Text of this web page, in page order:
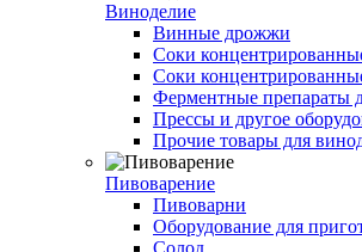
Виноделие
Винные дрожжи
Соки
Соки
Ферментные препараты
Прессы и другое
Прочие товары для
Пивоварение
Пивоварни
Оборудование для
Солод